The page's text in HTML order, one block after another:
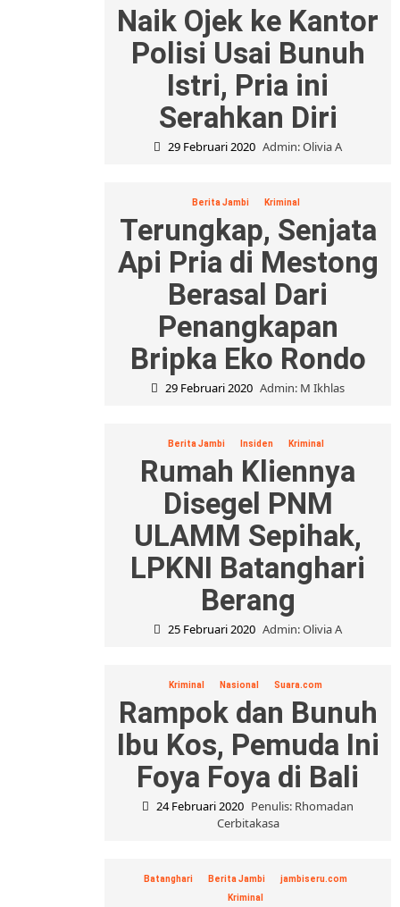
Naik Ojek ke Kantor
Polisi Usai Bunuh
Istri, Pria ini
Serahkan Diri
29 Februari 2020 Admin: Olivia A
Berita Jambi Kriminal
Terungkap, Senjata
Api Pria di Mestong
Berasal Dari
Penangkapan
Bripka Eko Rondo
29 Februari 2020 Admin: M Ikhlas
Berita Jambi Insiden Kriminal
Rumah Kliennya
Disegel PNM
ULAMM Sepihak,
LPKNI Batanghari
Berang
25 Februari 2020 Admin: Olivia A
Kriminal Nasional Suara.com
Rampok dan Bunuh
Ibu Kos, Pemuda Ini
Foya Foya di Bali
24 Februari 2020 Penulis: Rhomadan
Cerbitakasa
Batanghari Berita Jambi
jambiseru.com
Kriminal